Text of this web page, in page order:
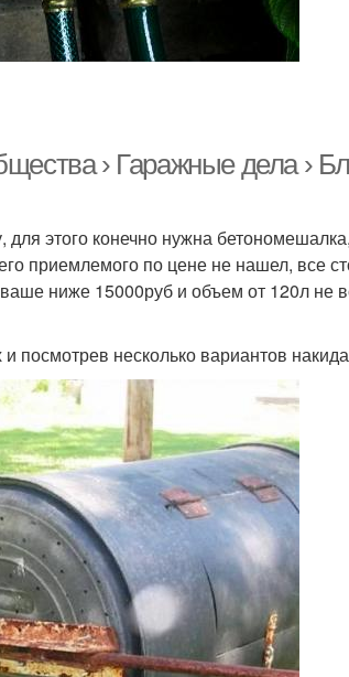
› Гаражные дела ›
для этого конечно нужна
приемлемого по цене не нашел, все
ниже 15000руб и объем от 120л не
посмотрев несколько вариантов